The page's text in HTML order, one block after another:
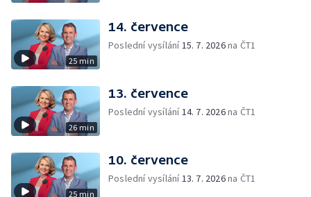
25 min
14. července
Poslední vysílání15. 7. 2026na ČT1
26 min
13. července
Poslední vysílání14. 7. 2026na ČT1
25 min
10. července
Poslední vysílání13. 7. 2026na ČT1